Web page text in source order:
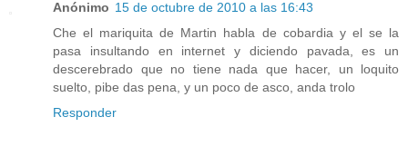
Anónimo 15 de octubre de 2010 a las 16:43
Che el mariquita de Martin habla de cobardia y el se la
pasa insultando en internet y diciendo pavada, es un
descerebrado que no tiene nada que hacer, un loquito
suelto, pibe das pena, y un poco de asco, anda trolo
Responder